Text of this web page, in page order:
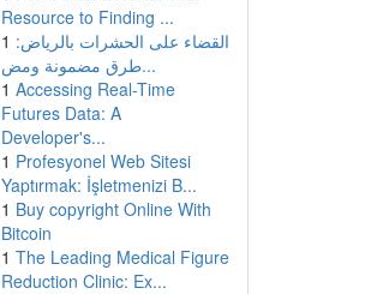
Resource to Finding ...
1 القضاء على الحشرات بالرياض:
طرق مضمونة ومض...
1 Accessing Real-Time
Futures Data: A
Developer's...
1 Profesyonel Web Sitesi
Yaptırmak: İşletmenizi B...
1 Buy copyright Online With
Bitcoin
1 The Leading Medical Figure
Reduction Clinic: Ex...